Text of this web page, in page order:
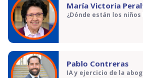
María Victoria
¿Dónde están los
Pablo Contreras
IA y ejercicio de la